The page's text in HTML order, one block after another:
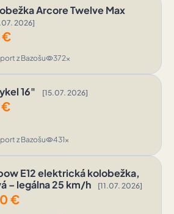
Arcore Twelve Max
2026]
€
z Bazošuvisibility372x
16" [15.07. 2026]
€
z Bazošuvisibility431x
E12 elektrická kolobežka,
– legálna 25 km/h
[11.07. 2026]
€